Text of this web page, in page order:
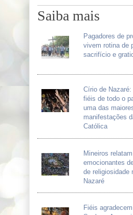
Saiba mais
Pagadores de
vivem rotina de
sacrifício e
Círio de
fiéis de todo o
uma das
manifestações
Católica
Mineiros
emocionantes
de religiosidade
Nazaré
Fiéis